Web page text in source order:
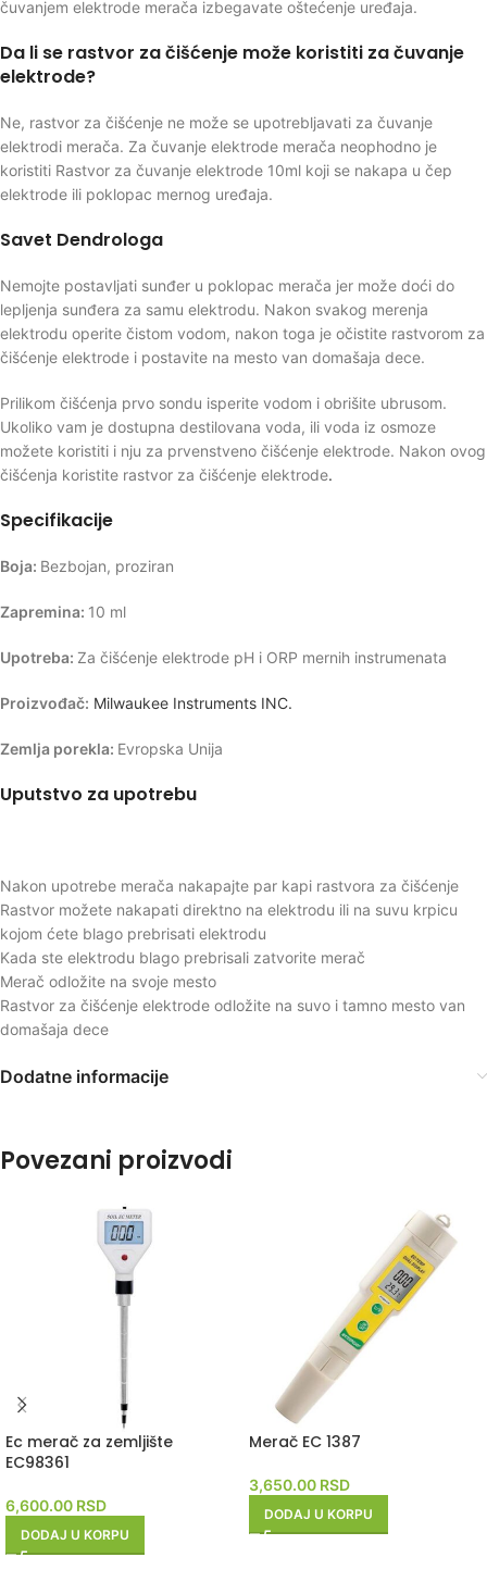
čuvanjem elektrode merača izbegavate oštećenje uređaja.
Da li se rastvor za čišćenje može koristiti za čuvanje
elektrode?
Ne, rastvor za čišćenje ne može se upotrebljavati za čuvanje
elektrodi merača. Za čuvanje elektrode merača neophodno je
koristiti Rastvor za čuvanje elektrode 10ml koji se nakapa u čep
elektrode ili poklopac mernog uređaja.
Savet Dendrologa
Nemojte postavljati sunđer u poklopac merača jer može doći do
lepljenja sunđera za samu elektrodu. Nakon svakog merenja
elektrodu operite čistom vodom, nakon toga je očistite rastvorom za
čišćenje elektrode i postavite na mesto van domašaja dece.
Prilikom čišćenja prvo sondu isperite vodom i obrišite ubrusom.
Ukoliko vam je dostupna destilovana voda, ili voda iz osmoze
možete koristiti i nju za prvenstveno čišćenje elektrode. Nakon ovog
čišćenja koristite rastvor za čišćenje elektrode.
Specifikacije
Boja: Bezbojan, proziran
Zapremina: 10 ml
Upotreba: Za čišćenje elektrode pH i ORP mernih instrumenata
Proizvođač: Milwaukee Instruments INC.
Zemlja porekla: Evropska Unija
Uputstvo za upotrebu
Nakon upotrebe merača nakapajte par kapi rastvora za čišćenje
Rastvor možete nakapati direktno na elektrodu ili na suvu krpicu
kojom ćete blago prebrisati elektrodu
Kada ste elektrodu blago prebrisali zatvorite merač
Merač odložite na svoje mesto
Rastvor za čišćenje elektrode odložite na suvo i tamno mesto van
domašaja dece
Dodatne informacije
Povezani proizvodi
Ec merač za zemljište
EC98361
6,600.00 RSD
DODAJ U KORPU
Merač EC 1387
3,650.00 RSD
DODAJ U KORPU